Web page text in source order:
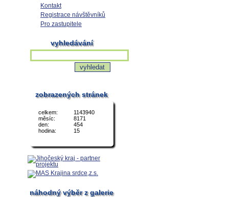
Kontakt
Registrace návštěvníků
Pro zastupitele
vyhledávání
zobrazených stránek
celkem:
1143940
měsíc:
8171
den:
454
hodina:
15
náhodný výběr z galerie